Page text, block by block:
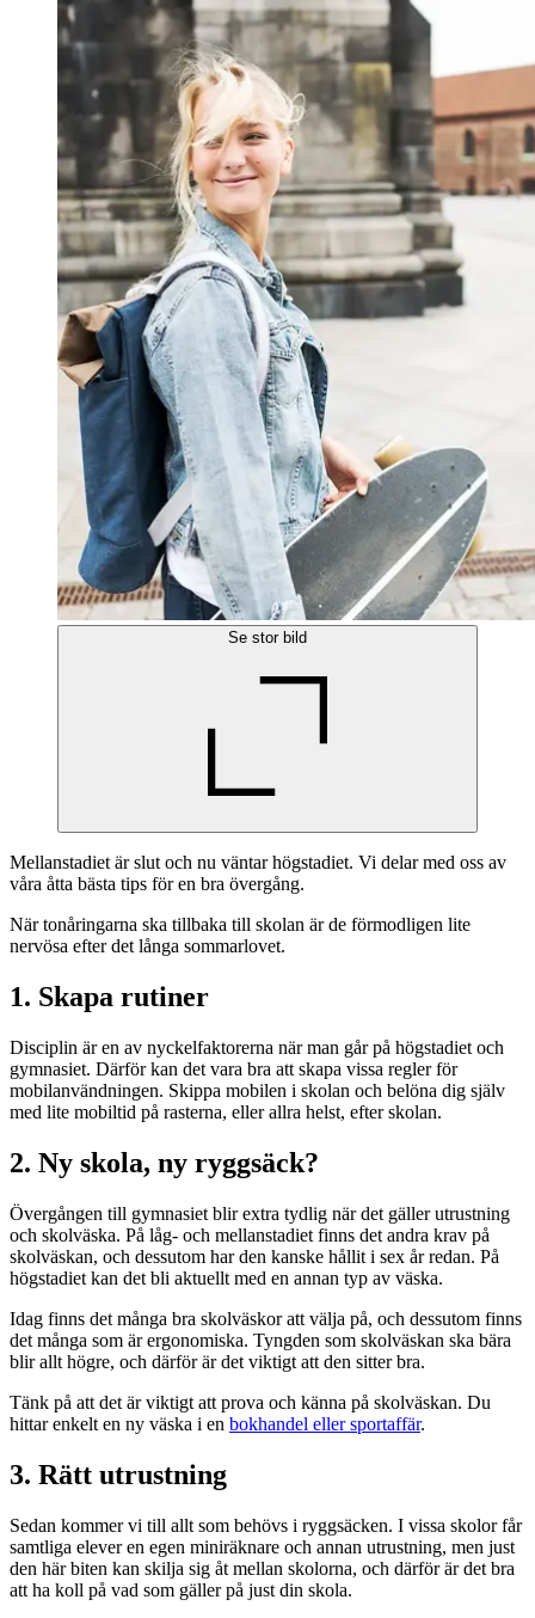
Se stor bild
Mellanstadiet är slut och nu väntar högstadiet. Vi delar med oss av
våra åtta bästa tips för en bra övergång.
När tonåringarna ska tillbaka till skolan är de förmodligen lite
nervösa efter det långa sommarlovet.
1. Skapa rutiner
Disciplin är en av nyckelfaktorerna när man går på högstadiet och
gymnasiet. Därför kan det vara bra att skapa vissa regler för
mobilanvändningen. Skippa mobilen i skolan och belöna dig själv
med lite mobiltid på rasterna, eller allra helst, efter skolan.
2. Ny skola, ny ryggsäck?
Övergången till gymnasiet blir extra tydlig när det gäller utrustning
och skolväska. På låg- och mellanstadiet finns det andra krav på
skolväskan, och dessutom har den kanske hållit i sex år redan. På
högstadiet kan det bli aktuellt med en annan typ av väska.
Idag finns det många bra skolväskor att välja på, och dessutom finns
det många som är ergonomiska. Tyngden som skolväskan ska bära
blir allt högre, och därför är det viktigt att den sitter bra.
Tänk på att det är viktigt att prova och känna på skolväskan. Du
hittar enkelt en ny väska i en bokhandel eller sportaffär.
3. Rätt utrustning
Sedan kommer vi till allt som behövs i ryggsäcken. I vissa skolor får
samtliga elever en egen miniräknare och annan utrustning, men just
den här biten kan skilja sig åt mellan skolorna, och därför är det bra
att ha koll på vad som gäller på just din skola.